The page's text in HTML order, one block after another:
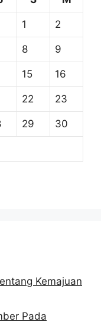
1 2
8 9
15 16
22 23
29 30
Kemajuan
Pada